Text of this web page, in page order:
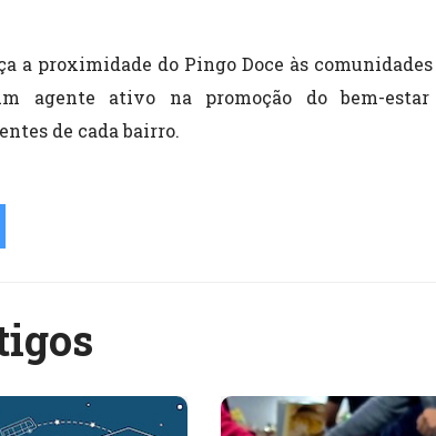
a proximidade do Pingo Doce às comunidades
agente ativo na promoção do bem-
de cada bairro.